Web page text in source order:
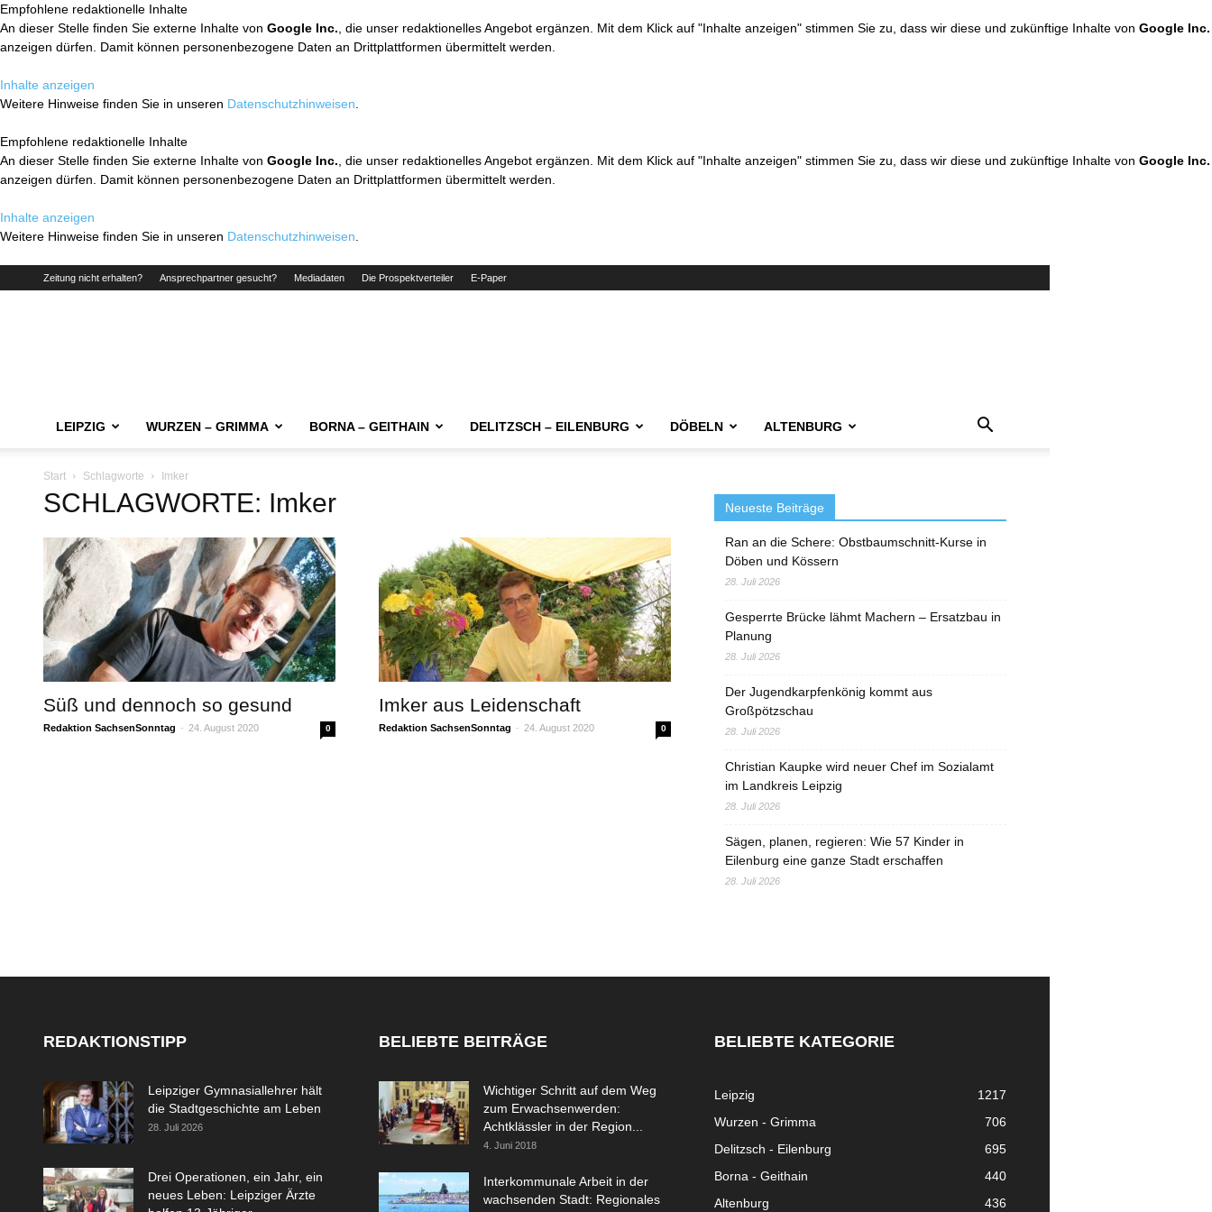
Empfohlene redaktionelle Inhalte
An dieser Stelle finden Sie externe Inhalte von Google Inc. , die unser redaktionelles Angebot ergänzen. Mit dem Klick auf "Inhalte anzeigen" stimmen Sie zu, dass wir diese und zukünftige Inhalte von Google Inc.
anzeigen dürfen. Damit können personenbezogene Daten an Drittplattformen übermittelt werden.
Inhalte anzeigen
Weitere Hinweise finden Sie in unseren Datenschutzhinweisen
Empfohlene redaktionelle Inhalte
An dieser Stelle finden Sie externe Inhalte von Google Inc. , die unser redaktionelles Angebot ergänzen. Mit dem Klick auf "Inhalte anzeigen" stimmen Sie zu, dass wir diese und zukünftige Inhalte von Google Inc.
anzeigen dürfen. Damit können personenbezogene Daten an Drittplattformen übermittelt werden.
Inhalte anzeigen
Weitere Hinweise finden Sie in unseren Datenschutzhinweisen
Zeitung nicht erhalten? Ansprechpartner gesucht? Mediadaten Die Prospektverteiler E-Paper
LEIPZIG WURZEN – GRIMMA BORNA – GEITHAIN DELITZSCH – EILENBURG DÖBELN ALTENBURG
Start Schlagworte Imker
SCHLAGWORTE: Imker
Süß und dennoch so gesund
Redaktion SachsenSonntag - 24. August 2020 0
Imker aus Leidenschaft
Redaktion SachsenSonntag - 24. August 2020 0
Neueste Beiträge
Ran an die Schere: Obstbaumschnitt-Kurse in
Döben und Kössern
28. Juli 2026
Gesperrte Brücke lähmt Machern – Ersatzbau in
Planung
28. Juli 2026
Der Jugendkarpfenkönig kommt aus
Großpötzschau
28. Juli 2026
Christian Kaupke wird neuer Chef im Sozialamt
im Landkreis Leipzig
28. Juli 2026
Sägen, planen, regieren: Wie 57 Kinder in
Eilenburg eine ganze Stadt erschaffen
28. Juli 2026
REDAKTIONSTIPP
Leipziger Gymnasiallehrer hält
die Stadtgeschichte am Leben
28. Juli 2026
Drei Operationen, ein Jahr, ein
neues Leben: Leipziger Ärzte
BELIEBTE BEITRÄGE
Wichtiger Schritt auf dem Weg
zum Erwachsenwerden:
Achtklässler in der Region...
4. Juni 2018
Interkommunale Arbeit in der
wachsenden Stadt: Regionales
BELIEBTE KATEGORIE
Leipzig
1217
Wurzen - Grimma
706
Delitzsch - Eilenburg
695
Borna - Geithain
440
Altenburg
436